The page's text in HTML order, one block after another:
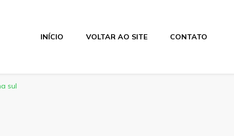
INÍCIO VOLTAR AO SITE CONTATO
sul